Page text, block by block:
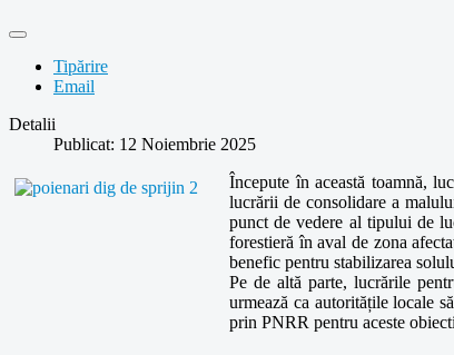
Tipărire
Email
Detalii
Publicat: 12 Noiembrie 2025
Începute în această toamnă,
lucrării de consolidare a
punct de vedere al tipului de
forestieră în aval de zona
benefic pentru stabilizarea
Pe de altă parte, lucrările
urmează ca autoritățile locale
prin PNRR pentru aceste